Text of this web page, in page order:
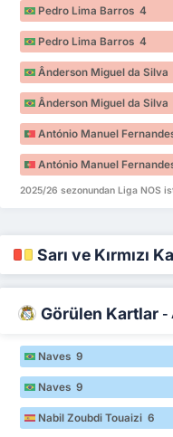
Pedro Lima Barros 4
Pedro Lima Barros 4
Ânderson Miguel da
Ânderson Miguel da
António Manuel
António Manuel
2025/26 sezonundan Liga NOS
Sarı ve Kırmızı
Görülen Kartlar -
Naves 9
Naves 9
Nabil Zoubdi Touaizi 6